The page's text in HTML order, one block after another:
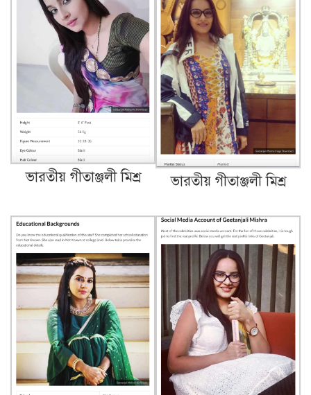
ভারতীয় গীতাঞ্জলী মিশ্র ভারতীয় গীতাঞ্জলী মিশ্র